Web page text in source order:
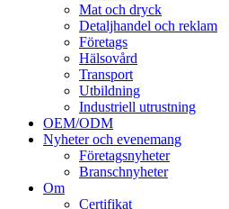
Mat och dryck
Detaljhandel och reklam
Företags
Hälsovård
Transport
Utbildning
Industriell utrustning
OEM/ODM
Nyheter och evenemang
Företagsnyheter
Branschnyheter
Om
Certifikat